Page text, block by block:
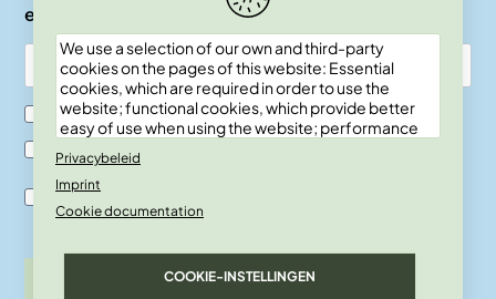
We use a selection of our own and third-party
cookies on the pages of this website: Essential
cookies, which are required in order to use the
website; functional cookies, which provide better
easy of use when using the website; performance
data on website use and statistics; and marketing
cookies, which are used to display relevant
content and advertising. If you choose "ACCEPT
revoke your consent for the future at any time
under "Settings".
Privacybeleid
Imprint
Cookie documentation
COOKIE-INSTELLINGEN
e-mail
Ik ben SKEPP lid
Ik ben geen SKEPP lid
Ik ben akkoord met de verwerkingsvoor-waarden en
privacy policy.